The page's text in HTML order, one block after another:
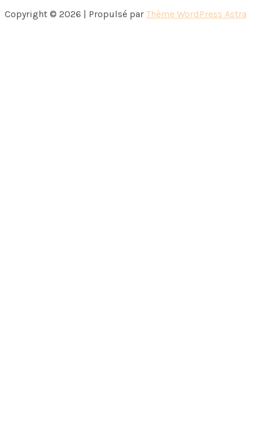
Copyright © 2026 | Propulsé par Thème WordPress Astra